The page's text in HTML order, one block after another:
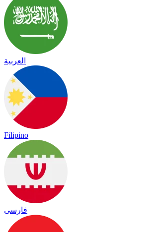
العربية
Filipino
فارسی